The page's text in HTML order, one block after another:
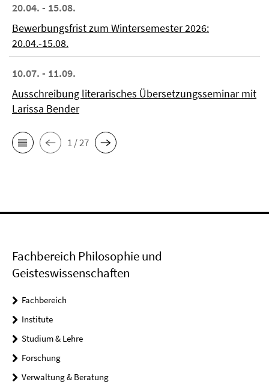
20.04. - 15.08.
Bewerbungsfrist zum Wintersemester 2026:
20.04.-15.08.
10.07. - 11.09.
Ausschreibung literarisches Übersetzungsseminar mit
Larissa Bender
1 / 27
Fachbereich Philosophie und
Geisteswissenschaften
Fachbereich
Institute
Studium & Lehre
Forschung
Verwaltung & Beratung